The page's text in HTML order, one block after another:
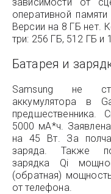
оперативной
Версии на 8 ГБ нет.
три: 256 ГБ, 512 ГБ и
Батарея и
Samsung не
аккумулятора в
предшественника.
5000 мА*ч.
на 45 Вт. За
заряда. Также
зарядка Qi
(обратная)
от телефона.